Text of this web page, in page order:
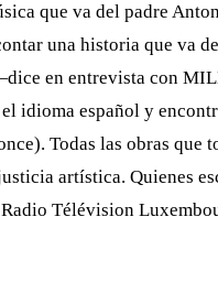
que va del padre
una historia que va
en entrevista con
idioma español y
Todas las obras que
artística. Quienes
Télévision